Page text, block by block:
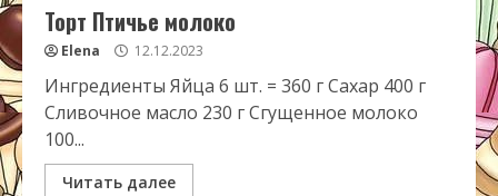
Торт Птичье молоко
Elena 12.12.2023
Ингредиенты Яйца 6 шт. = 360 г Сахар 400 г
Сливочное масло 230 г Сгущенное молоко
100...
Читать далее